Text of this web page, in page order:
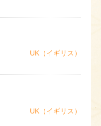
UK（イギリス）
UK（イギリス）